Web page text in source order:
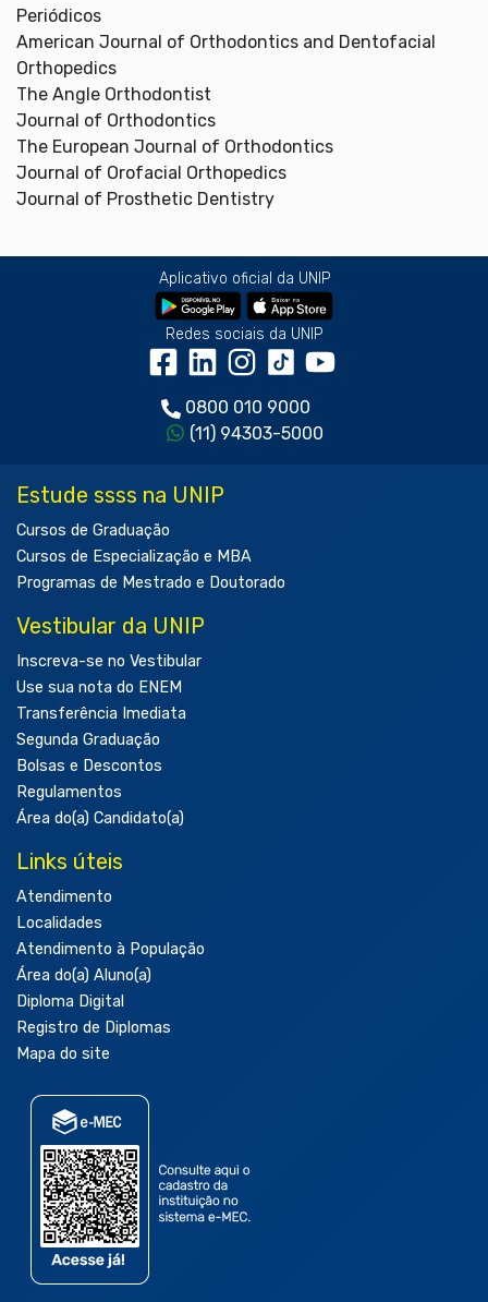
Periódicos
American Journal of Orthodontics and Dentofacial
Orthopedics
The Angle Orthodontist
Journal of Orthodontics
The European Journal of Orthodontics
Journal of Orofacial Orthopedics
Journal of Prosthetic Dentistry
Aplicativo oficial da UNIP
Redes sociais da UNIP
0800 010 9000
(11) 94303-5000
Estude ssss na UNIP
Cursos de Graduação
Cursos de Especialização e MBA
Programas de Mestrado e Doutorado
Vestibular da UNIP
Inscreva-se no Vestibular
Use sua nota do ENEM
Transferência Imediata
Segunda Graduação
Bolsas e Descontos
Regulamentos
Área do(a) Candidato(a)
Links úteis
Atendimento
Localidades
Atendimento à População
Área do(a) Aluno(a)
Diploma Digital
Registro de Diplomas
Mapa do site